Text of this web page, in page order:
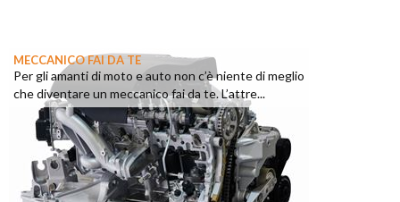
MECCANICO FAI DA TE
Per gli amanti di moto e auto non c’è niente di meglio
che diventare un meccanico fai da te. L’attre...